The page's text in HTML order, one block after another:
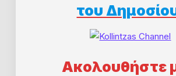
του
Aκολουθήστε